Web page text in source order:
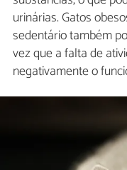
urinárias. Gatos
sedentário também
vez que a falta de
negativamente o